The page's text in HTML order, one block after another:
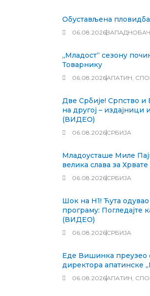
Обустављена
06.08.2026
„Младост“ сезону
Товарнику
06.08.2026АПАТИН,
Две Србије! Српство и
на другој – издајници
(ВИДЕО)
06.08.2026СРБИЈА
Младоусташе Миле
велика слава за
06.08.2026СРБИЈА
Шок на Н1! Ћута
програму: Погледајте
(ВИДЕО)
06.08.2026СРБИЈА
Еде Вишинка преузео
директора апатинске
06.08.2026АПАТИН,